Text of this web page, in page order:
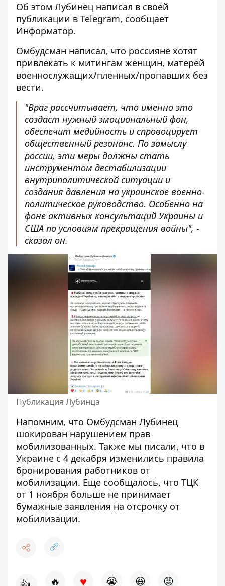
Об этом Лубинец написал в своей
публикации в Telegram, сообщает
Информатор.
Омбудсман написал, что россияне хотят
привлекать к митингам женщин, матерей
военнослужащих/пленных/пропавших без
вести.
"Враг рассчитывает, что именно это
создаст нужный эмоциональный фон,
обеспечит медийность и спровоцирует
общественный резонанс. По замыслу
россии, эти меры должны стать
инструментом дестабилизации
внутриполитической ситуации и
создания давления на украинское военно-
политическое руководство. Особенно на
фоне активных консультаций Украины и
США по условиям прекращения войны", -
сказал он.
Публикация Лубинца
Напомним, что Омбудсман Лубинец
шокирован нарушением прав
мобилизованных. Также мы писали, что в
Украине с 4 декабря изменились правила
бронирования работников от
мобилизации. Еще сообщалось, что ТЦК
от 1 ноября больше не принимает
бумажные заявления на отсрочку от
мобилизации.
🔥 ♥ 😭 😆 😡